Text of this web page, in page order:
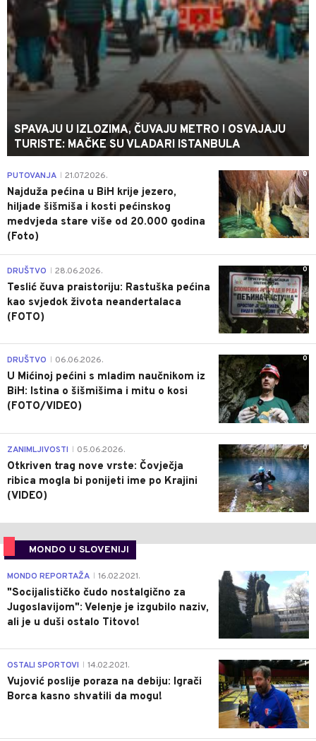
SPAVAJU U IZLOZIMA, ČUVAJU METRO I OSVAJAJU
TURISTE: MAČKE SU VLADARI ISTANBULA
0
PUTOVANJA 21.07.2026.
Najduža pećina u BiH krije jezero,
hiljade šišmiša i kosti pećinskog
medvjeda stare više od 20.000 godina
(Foto)
0
DRUŠTVO 28.06.2026.
Teslić čuva praistoriju: Rastuška pećina
kao svjedok života neandertalaca
(FOTO)
0
DRUŠTVO 06.06.2026.
U Mićinoj pećini s mladim naučnikom iz
BiH: Istina o šišmišima i mitu o kosi
(FOTO/VIDEO)
0
ZANIMLJIVOSTI 05.06.2026.
Otkriven trag nove vrste: Čovječja
ribica mogla bi ponijeti ime po Krajini
(VIDEO)
MONDO U SLOVENIJI
4
MONDO REPORTAŽA 16.02.2021.
"Socijalističko čudo nostalgično za
Jugoslavijom": Velenje je izgubilo naziv,
ali je u duši ostalo Titovo!
1
OSTALI SPORTOVI 14.02.2021.
Vujović poslije poraza na debiju: Igrači
Borca kasno shvatili da mogu!